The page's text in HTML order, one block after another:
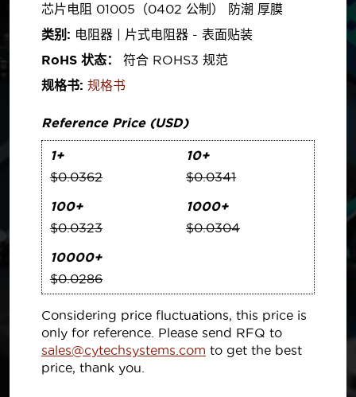
芯片电阻 01005（0402 公制） 防潮 厚膜
类别: 电阻器 | 片式电阻器 - 表面贴装
RoHS 状态：
符合 ROHS3 规范
规格书: 规格书
Reference Price (USD)
1+
$0.0362
10+
$0.0341
100+
$0.0323
1000+
$0.0304
10000+
$0.0286
Considering price fluctuations, this price is
only for reference. Please send RFQ to
sales@cytechsystems.com to get the best
price, thank you.